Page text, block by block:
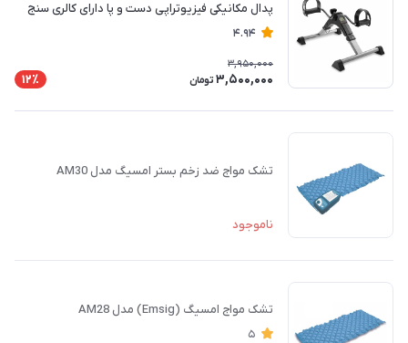
پدال مکانیکی فیزیوتراپی دست و پا دارای کالری سنج
4.94
3,950,000
3,500,000 تومان 12٪
تشک مواج ضد زخم بستر امسیگ مدل AM30
ناموجود
تشک مواج امسیگ (Emsig) مدل AM28
5